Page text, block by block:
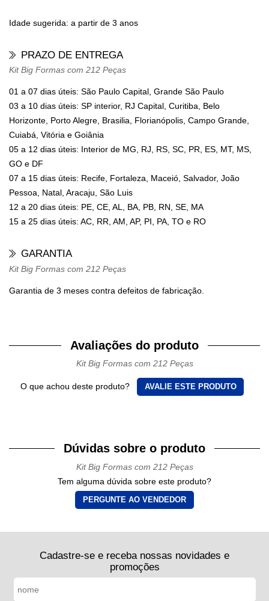
Idade sugerida: a partir de 3 anos
PRAZO DE ENTREGA
Kit Big Formas com 212 Peças
01 a 07 dias úteis: São Paulo Capital, Grande São Paulo
03 a 10 dias úteis: SP interior, RJ Capital, Curitiba, Belo
Horizonte, Porto Alegre, Brasilia, Florianópolis, Campo Grande,
Cuiabá, Vitória e Goiânia
05 a 12 dias úteis: Interior de MG, RJ, RS, SC, PR, ES, MT, MS,
GO e DF
07 a 15 dias úteis: Recife, Fortaleza, Maceió, Salvador, João
Pessoa, Natal, Aracaju, São Luis
12 a 20 dias úteis: PE, CE, AL, BA, PB, RN, SE, MA
15 a 25 dias úteis: AC, RR, AM, AP, PI, PA, TO e RO
GARANTIA
Kit Big Formas com 212 Peças
Garantia de 3 meses contra defeitos de fabricação.
Avaliações do produto
Kit Big Formas com 212 Peças
O que achou deste produto? AVALIE ESTE PRODUTO
Dúvidas sobre o produto
Kit Big Formas com 212 Peças
Tem alguma dúvida sobre este produto?
PERGUNTE AO VENDEDOR
Cadastre-se e receba nossas novidades e
promoções